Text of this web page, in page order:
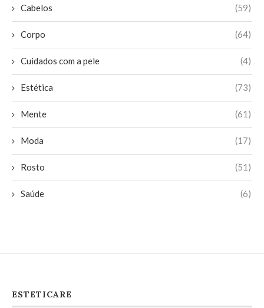
Cabelos (59)
Corpo (64)
Cuidados com a pele (4)
Estética (73)
Mente (61)
Moda (17)
Rosto (51)
Saúde (6)
ESTETICARE